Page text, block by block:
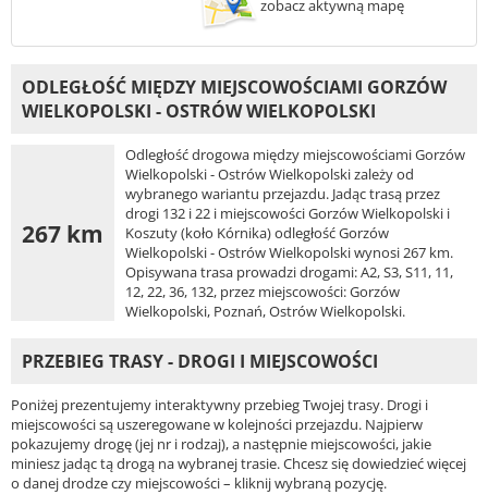
zobacz aktywną mapę
ODLEGŁOŚĆ MIĘDZY MIEJSCOWOŚCIAMI GORZÓW
WIELKOPOLSKI - OSTRÓW WIELKOPOLSKI
267 km
Odległość drogowa między miejscowościami Gorzów
Wielkopolski - Ostrów Wielkopolski zależy od
wybranego wariantu przejazdu. Jadąc trasą przez
drogi 132 i 22 i miejscowości Gorzów Wielkopolski i
Koszuty (koło Kórnika) odległość Gorzów
Wielkopolski - Ostrów Wielkopolski wynosi 267 km.
Opisywana trasa prowadzi drogami: A2, S3, S11, 11,
12, 22, 36, 132, przez miejscowości: Gorzów
Wielkopolski, Poznań, Ostrów Wielkopolski.
PRZEBIEG TRASY - DROGI I MIEJSCOWOŚCI
Poniżej prezentujemy interaktywny przebieg Twojej trasy. Drogi i
miejscowości są uszeregowane w kolejności przejazdu. Najpierw
pokazujemy drogę (jej nr i rodzaj), a następnie miejscowości, jakie
miniesz jadąc tą drogą na wybranej trasie. Chcesz się dowiedzieć więcej
o danej drodze czy miejscowości – kliknij wybraną pozycję.